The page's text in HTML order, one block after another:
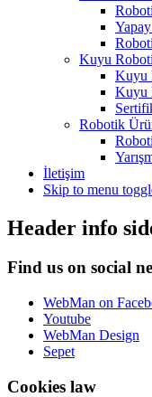
Kuyu
Kuyu
Kuyu
Robotik
İletişim
Skip to menu
Header info
Find us on social
WebMan on
Youtube
WebMan Design
Sepet
Cookies law